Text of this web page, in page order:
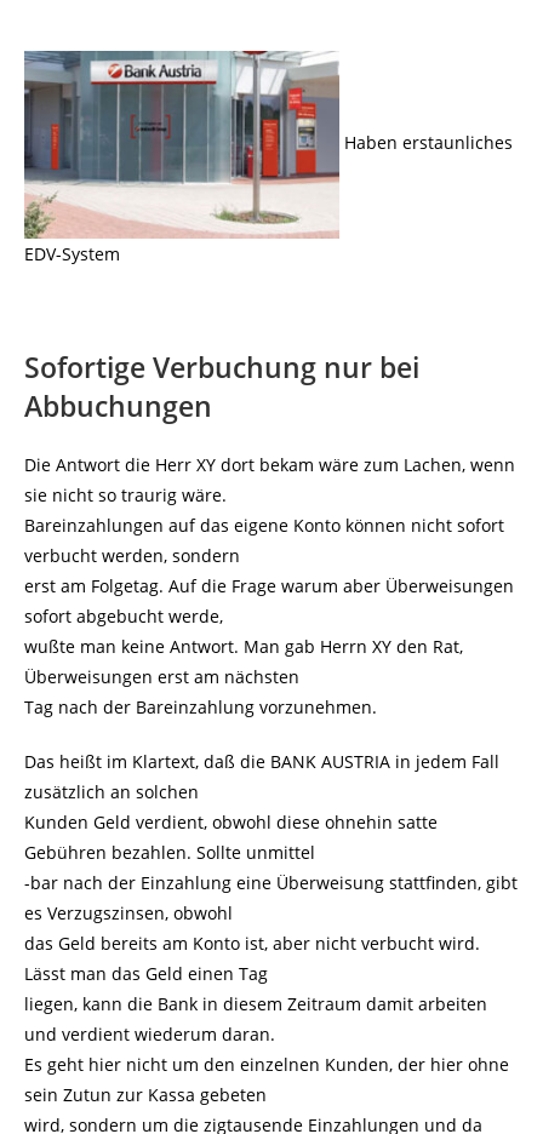
Haben erstaunliches
EDV-System
Sofortige Verbuchung nur bei
Abbuchungen
Die Antwort die Herr XY dort bekam wäre zum Lachen, wenn
sie nicht so traurig wäre.
Bareinzahlungen auf das eigene Konto können nicht sofort
verbucht werden, sondern
erst am Folgetag. Auf die Frage warum aber Überweisungen
sofort abgebucht werde,
wußte man keine Antwort. Man gab Herrn XY den Rat,
Überweisungen erst am nächsten
Tag nach der Bareinzahlung vorzunehmen.
Das heißt im Klartext, daß die BANK AUSTRIA in jedem Fall
zusätzlich an solchen
Kunden Geld verdient, obwohl diese ohnehin satte
Gebühren bezahlen. Sollte unmittel
-bar nach der Einzahlung eine Überweisung stattfinden, gibt
es Verzugszinsen, obwohl
das Geld bereits am Konto ist, aber nicht verbucht wird.
Lässt man das Geld einen Tag
liegen, kann die Bank in diesem Zeitraum damit arbeiten
und verdient wiederum daran.
Es geht hier nicht um den einzelnen Kunden, der hier ohne
sein Zutun zur Kassa gebeten
wird, sondern um die zigtausende Einzahlungen und da